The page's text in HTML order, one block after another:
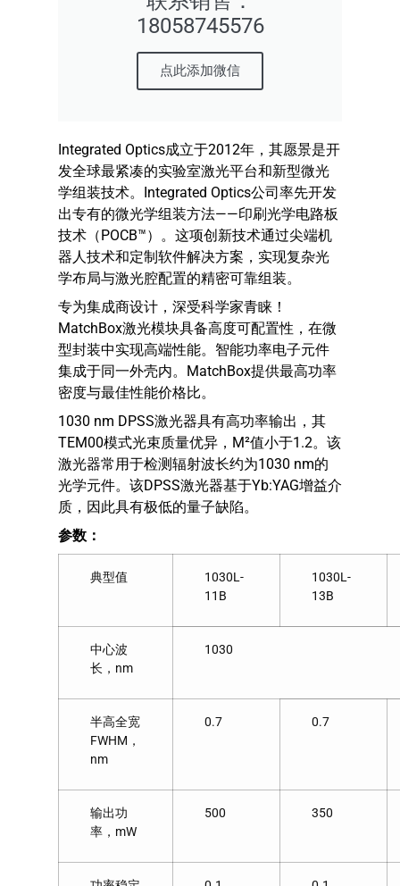
18058745576
点此添加微信
Integrated Optics成立于2012年，其愿景是开
发全球最紧凑的实验室激光平台和新型微光
学组装技术。Integrated Optics公司率先开发
出专有的微光学组装方法——印刷光学电路板
技术（POCB™）。这项创新技术通过尖端机
器人技术和定制软件解决方案，实现复杂光
学布局与激光腔配置的精密可靠组装。
专为集成商设计，深受科学家青睐！
MatchBox激光模块具备高度可配置性，在微
型封装中实现高端性能。智能功率电子元件
集成于同一外壳内。MatchBox提供最高功率
密度与最佳性能价格比。
1030 nm DPSS激光器具有高功率输出，其
TEM00模式光束质量优异，M²值小于1.2。该
激光器常用于检测辐射波长约为1030 nm的
光学元件。该DPSS激光器基于Yb:YAG增益介
质，因此具有极低的量子缺陷。
参数：
典型值
1030L-
11B
1030L-
13B
中心波
长，nm
1030
半高全宽
FWHM，
nm
0.7 0.7
输出功
率，mW
500 350